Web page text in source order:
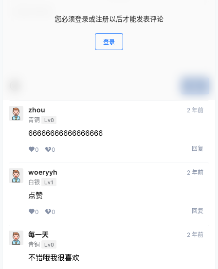
您必须登录或注册以后才能发表评论
登录
zhou
青铜 Lv0
2 年前
66666666666666666
0 0 回复
woeryyh
白银 Lv1
2 年前
点赞
0 0 回复
每一天
青铜 Lv0
2 年前
不错哦我很喜欢